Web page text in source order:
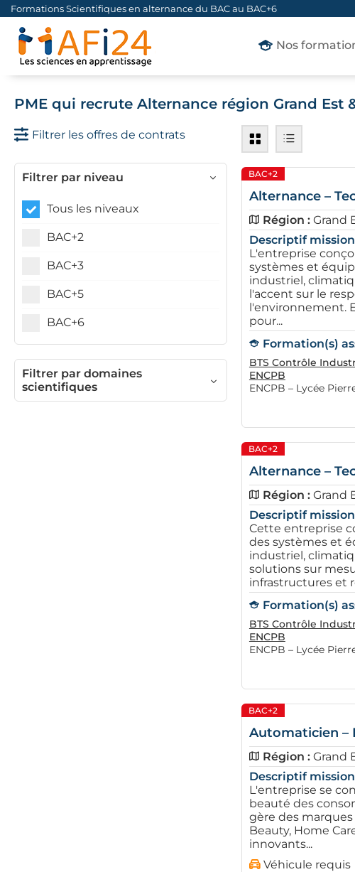
Formations Scientifiques en alternance du BAC au BAC+6
Nos
PME qui recrute Alternance région Grand Est
Filtrer les offres de contrats
Filtrer par niveau
Tous les niveaux
BAC+2
BAC+3
BAC+5
BAC+6
Filtrer par domaines
scientifiques
BAC+2
Alternance –
Région : Grand
Descriptif
L'entreprise
systèmes et
industriel,
l'accent sur le
l'environnement.
pour...
Formation(s)
BTS Contrôle
ENCPB
ENCPB – Lycée
BAC+2
Alternance –
Région : Grand
Descriptif
Cette entreprise
des systèmes et
industriel,
solutions sur
infrastructures et
Formation(s)
BTS Contrôle
ENCPB
ENCPB – Lycée
BAC+2
Automaticien –
Région : Grand
Descriptif
L'entreprise se
beauté des
gère des marques
Beauty, Home
innovants...
Véhicule requis